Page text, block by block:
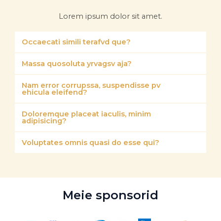
Lorem ipsum dolor sit amet.
Occaecati simili terafvd que?
Massa quosoluta yrvagsv aja?
Nam error corrupssa, suspendisse pv
ehicula eleifend?
Doloremque placeat iaculis, minim
adipisicing?
Voluptates omnis quasi do esse qui?
Meie sponsorid